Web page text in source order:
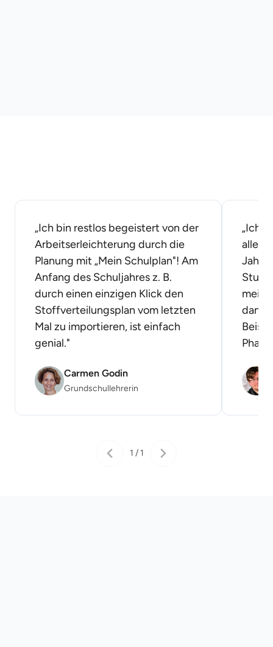
„Ich bin restlos begeistert von der
Arbeitserleichterung durch die
Planung mit „Mein Schulplan"! Am
Anfang des Schuljahres z. B.
durch einen einzigen Klick den
Stoffverteilungsplan vom letzten
Mal zu importieren, ist einfach
genial."
Carmen Godin
Grundschullehrerin
„Ich
allein
dann
1 / 1